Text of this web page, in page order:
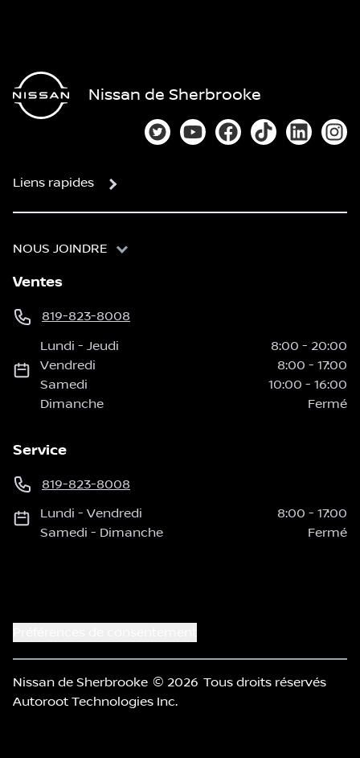
Nissan de Sherbrooke
Lien vers notre compte Twitter
Lien vers notre chaîne
Lien vers notre page
Lien vers notre
Lien vers
Liens rapides
NOUS JOINDRE
Ventes
819-823-8008
Lundi -Jeudi 8:00 - 20:00
Vendredi
8:00 - 17:00
Samedi
10:00 - 16:00
Dimanche
Fermé
Service
819-823-8008
Lundi -Vendredi 8:00 - 17:00
Samedi - Dimanche Fermé
Nissan de Sherbrooke © 2026 Tous droits réservés
Autoroot Technologies Inc.